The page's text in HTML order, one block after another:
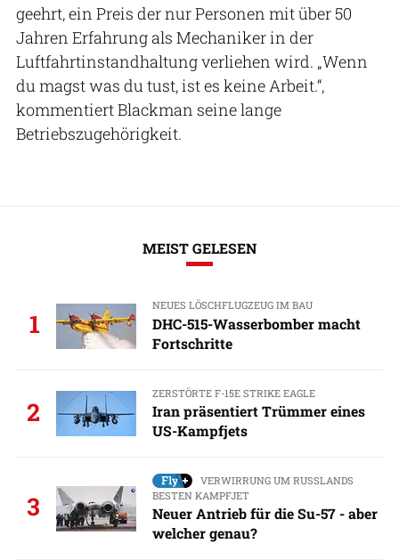
geehrt, ein Preis der nur Personen mit über 50
Jahren Erfahrung als Mechaniker in der
Luftfahrtinstandhaltung verliehen wird. „Wenn
du magst was du tust, ist es keine Arbeit.“,
kommentiert Blackman seine lange
Betriebszugehörigkeit.
MEIST GELESEN
1
NEUES LÖSCHFLUGZEUG IM BAU
DHC-515-Wasserbomber macht
Fortschritte
2
ZERSTÖRTE F-15E STRIKE EAGLE
Iran präsentiert Trümmer eines
US-Kampfjets
3
VERWIRRUNG UM RUSSLANDS
BESTEN KAMPFJET
Neuer Antrieb für die Su-57 - aber
welcher genau?